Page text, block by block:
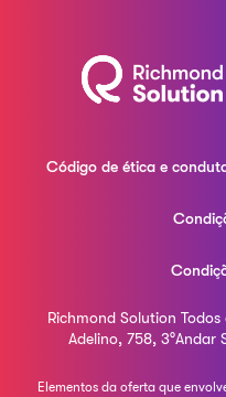
Código de ética e
Richmond Solution Todos
Adelino, 758, 3°Andar
Elementos da oferta que